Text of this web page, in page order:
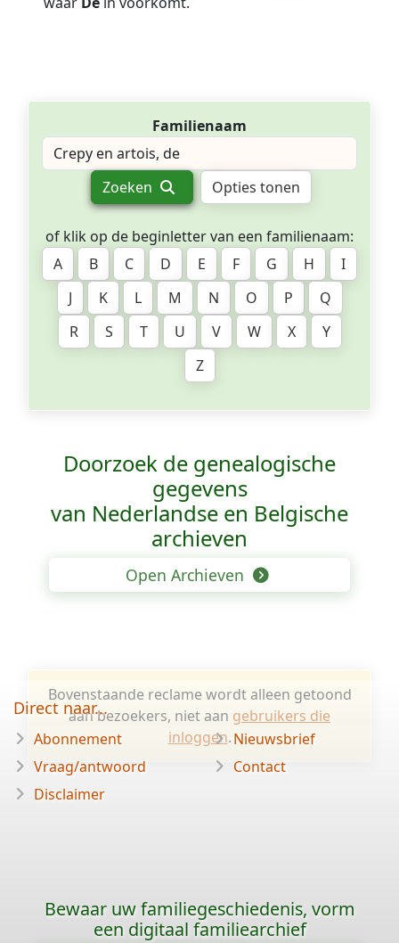
Familienaam
Zoeken Opties tonen
of klik op de beginletter van een familienaam:
A
B C D E F G H
I
J
K L M N O P
Q
R
S T U V W X
Y
Z
Doorzoek de genealogische
gegevens
van Nederlandse en Belgische
archieven
Open Archieven
Bovenstaande reclame wordt alleen getoond
aan bezoekers, niet aan gebruikers die
inloggen.
Direct naar...
Abonnement
Vraag/antwoord
Disclaimer
Nieuwsbrief
Contact
Bewaar uw familiegeschiedenis, vorm
een digitaal familiearchief